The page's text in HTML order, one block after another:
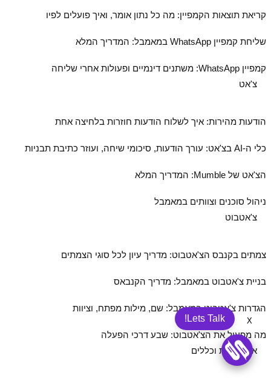
קריאת תוצאות הקמפיין: מה כל נתון אומר, ואיך פועלים לפיו
שליחת קמפיין WhatsApp במאמבל: המדריך המלא
קמפיין WhatsApp: משתנים דינמיים ופעולות אחרי שליחה
צ'אט
הודעות מהירות: איך לשלוח הודעות חוזרות בלחיצה אחת
כלי ה‑AI בצ'אט: עורך הודעות, סיכומי שיחה, ועוזר כתיבת תבניות
הצ'אט של Mumble: המדריך המלא
ניהול סוכנים וצוותים במאמבל
צ'אטבוט
צמתים בקנבס הצ'אטבוט: מדריך עיון לכל סוגי הצמתים
בניית צ'אטבוט במאמבל: מדריך הקנבאס
הגדרות צ'אטבוט במאמבל: שם, מילות מפתח, וציוות
מה מפעיל את הצ'אטבוט: שבע דרכי הפעלה
אוטומציות וכללים
Lets Talk! X